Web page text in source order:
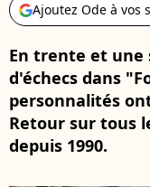
Ajoutez Ode à vos
En trente et une
d'échecs dans
personnalités
Retour sur tous
depuis 1990.